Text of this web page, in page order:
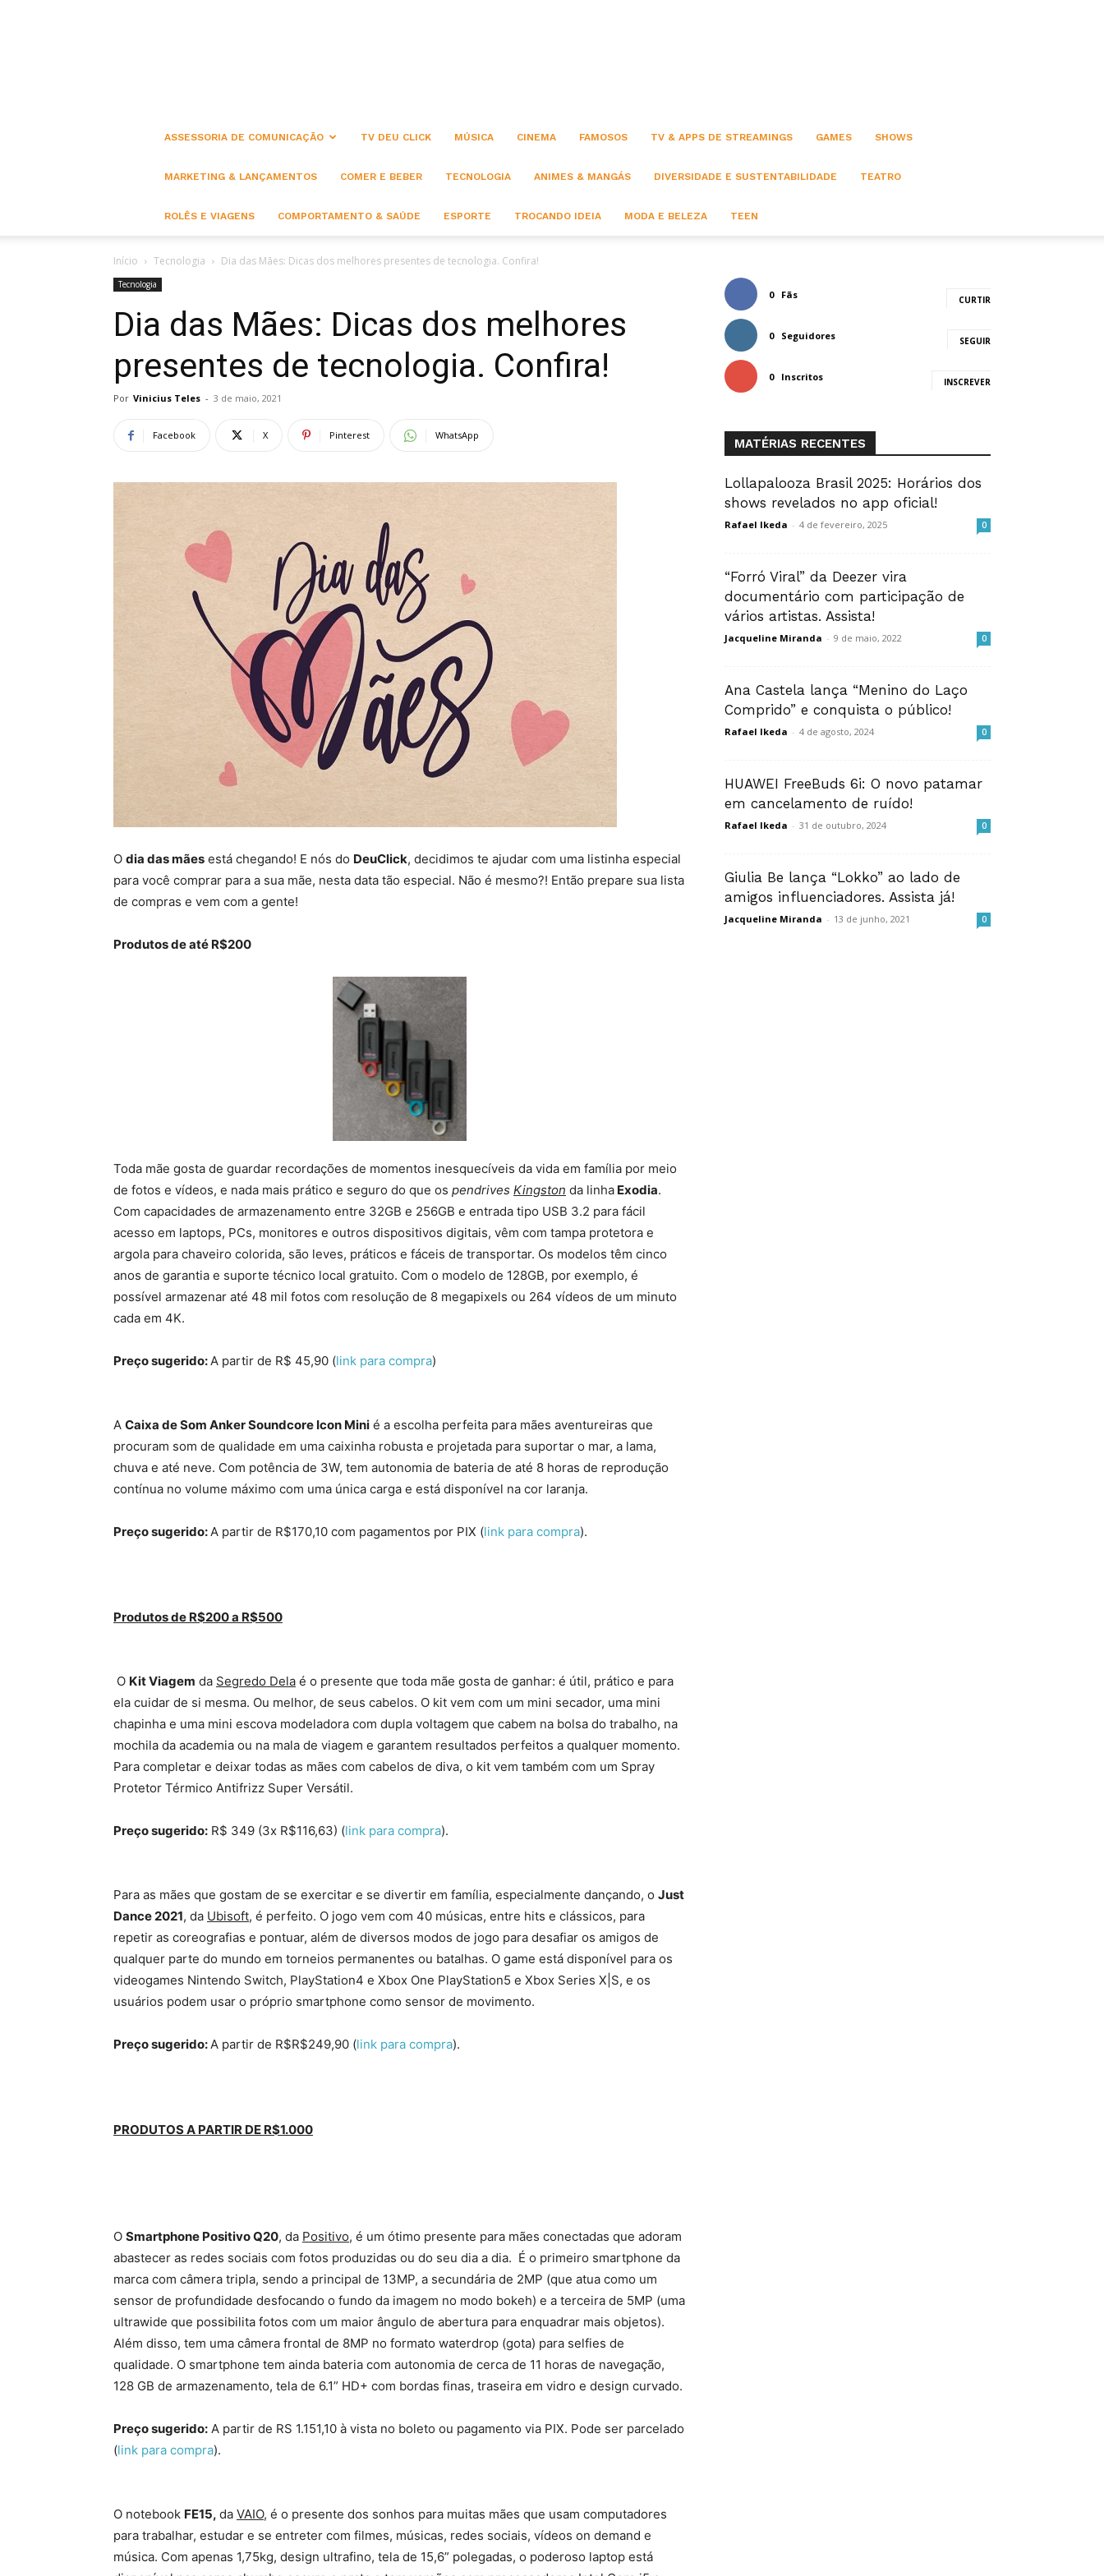
ASSESSORIA DE COMUNICAÇÃO TV DEU CLICK MÚSICA CINEMA FAMOSOS TV & APPS DE STREAMINGS GAMES SHOWS
MARKETING & LANÇAMENTOS COMER E BEBER TECNOLOGIA ANIMES & MANGÁS DIVERSIDADE E SUSTENTABILIDADE TEATRO
ROLÊS E VIAGENS COMPORTAMENTO & SAÚDE ESPORTE TROCANDO IDEIA MODA E BELEZA TEEN
Início Tecnologia Dia das Mães: Dicas dos melhores presentes de tecnologia. Confira!
Tecnologia
Dia das Mães: Dicas dos melhores
presentes de tecnologia. Confira!
Por Vinicius Teles - 3 de maio, 2021
Facebook X Pinterest WhatsApp
O dia das mães está chegando! E nós do DeuClick, decidimos te ajudar com uma listinha especial
para você comprar para a sua mãe, nesta data tão especial. Não é mesmo?! Então prepare sua lista
de compras e vem com a gente!
Produtos de até R$200
Toda mãe gosta de guardar recordações de momentos inesquecíveis da vida em família por meio
de fotos e vídeos, e nada mais prático e seguro do que os pendrives Kingston da linha Exodia.
Com capacidades de armazenamento entre 32GB e 256GB e entrada tipo USB 3.2 para fácil
acesso em laptops, PCs, monitores e outros dispositivos digitais, vêm com tampa protetora e
argola para chaveiro colorida, são leves, práticos e fáceis de transportar. Os modelos têm cinco
anos de garantia e suporte técnico local gratuito. Com o modelo de 128GB, por exemplo, é
possível armazenar até 48 mil fotos com resolução de 8 megapixels ou 264 vídeos de um minuto
cada em 4K.
Preço sugerido: A partir de R$ 45,90 (link para compra)
A Caixa de Som Anker Soundcore Icon Mini é a escolha perfeita para mães aventureiras que
procuram som de qualidade em uma caixinha robusta e projetada para suportar o mar, a lama,
chuva e até neve. Com potência de 3W, tem autonomia de bateria de até 8 horas de reprodução
contínua no volume máximo com uma única carga e está disponível na cor laranja.
Preço sugerido: A partir de R$170,10 com pagamentos por PIX (link para compra).
Produtos de R$200a R$500
O Kit Viagem da Segredo Dela é o presente que toda mãe gosta de ganhar: é útil, prático e para
ela cuidar de si mesma. Ou melhor, de seus cabelos. O kit vem com um mini secador, uma mini
chapinha e uma mini escova modeladora com dupla voltagem que cabem na bolsa do trabalho, na
mochila da academia ou na mala de viagem e garantem resultados perfeitos a qualquer momento.
Para completar e deixar todas as mães com cabelos de diva, o kit vem também com um Spray
Protetor Térmico Antifrizz Super Versátil.
Preço sugerido: R$ 349 (3x R$116,63) (link para compra).
Para as mães que gostam de se exercitar e se divertir em família, especialmente dançando, o Just
Dance 2021, da Ubisoft, é perfeito. O jogo vem com 40 músicas, entre hits e clássicos, para
repetir as coreografias e pontuar, além de diversos modos de jogo para desafiar os amigos de
qualquer parte do mundo em torneios permanentes ou batalhas. O game está disponível para os
videogames Nintendo Switch, PlayStation4 e Xbox One PlayStation5 e Xbox Series X|S, e os
usuários podem usar o próprio smartphone como sensor de movimento.
Preço sugerido: A partir de R$R$249,90 (link para compra).
PRODUTOS A PARTIR DE R$1.000
O Smartphone Positivo Q20, da Positivo, é um ótimo presente para mães conectadas que adoram
abastecer as redes sociais com fotos produzidas ou do seu dia a dia. É o primeiro smartphone da
marca com câmera tripla, sendo a principal de 13MP, a secundária de 2MP (que atua como um
sensor de profundidade desfocando o fundo da imagem no modo bokeh) e a terceira de 5MP (uma
ultrawide que possibilita fotos com um maior ângulo de abertura para enquadrar mais objetos).
Além disso, tem uma câmera frontal de 8MP no formato waterdrop (gota) para selfies de
qualidade. O smartphone tem ainda bateria com autonomia de cerca de 11 horas de navegação,
128 GB de armazenamento, tela de 6.1” HD+ com bordas finas, traseira em vidro e design curvado.
Preço sugerido: A partir de RS 1.151,10 à vista no boleto ou pagamento via PIX. Pode ser parcelado
(link para compra).
O notebook FE15, da VAIO, é o presente dos sonhos para muitas mães que usam computadores
para trabalhar, estudar e se entreter com filmes, músicas, redes sociais, vídeos on demand e
música. Com apenas 1,75kg, design ultrafino, tela de 15,6” polegadas, o poderoso laptop está
0 Fãs CURTIR
0 Seguidores SEGUIR
0 Inscritos INSCREVER
MATÉRIAS RECENTES
Lollapalooza Brasil 2025: Horários dos
shows revelados no app oficial!
Rafael Ikeda - 4 de fevereiro, 2025 0
“Forró Viral” da Deezer vira
documentário com participação de
vários artistas. Assista!
Jacqueline Miranda - 9 de maio, 2022 0
Ana Castela lança “Menino do Laço
Comprido” e conquista o público!
Rafael Ikeda - 4 de agosto, 2024 0
HUAWEI FreeBuds 6i: O novo patamar
em cancelamento de ruído!
Rafael Ikeda - 31 de outubro, 2024 0
Giulia Be lança “Lokko” ao lado de
amigos influenciadores. Assista já!
Jacqueline Miranda - 13 de junho, 2021 0